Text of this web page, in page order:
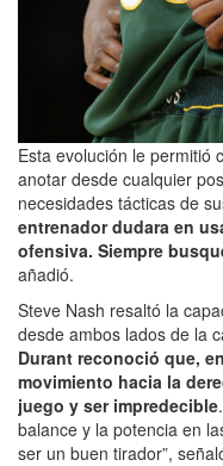
Esta evolución le permitió
anotar desde cualquier
necesidades tácticas de
entrenador dudara en
ofensiva. Siempre
añadió.
Steve Nash resaltó la
desde ambos lados de la
Durant reconoció que,
movimiento hacia la
juego y ser impredecible
balance y la potencia en
ser un buen tirador”,